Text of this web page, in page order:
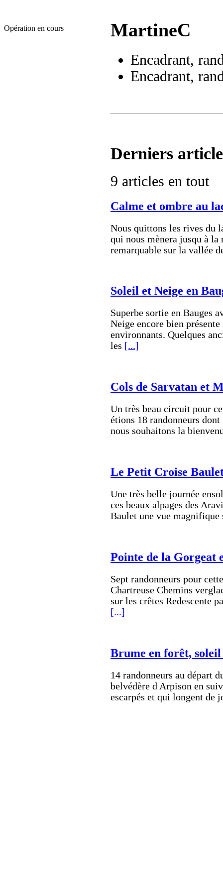
MartineC
Encadrant,
Encadrant,
Derniers
9 articles en tout
Calme et ombre au
Nous quittons les rives du
qui nous mènera jusqu à la
remarquable sur la vallée
Soleil et Neige en
Superbe sortie en Bauges
Neige encore bien
environnants. Quelques
les [...]
Cols de Sarvatan et
Un très beau circuit pour
étions 18 randonneurs
nous souhaitons la
Le Petit Croise
Une très belle journée
ces beaux alpages des
Baulet une vue
Pointe de la Gorgeat
Sept randonneurs pour
Chartreuse Chemins
sur les crêtes
[...]
Brume en forêt, soleil
14 randonneurs au départ
belvédère d Arpison en
escarpés et qui longent
Opération en cours